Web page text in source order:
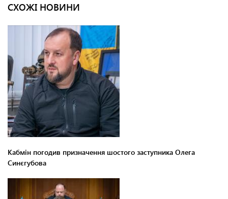
СХОЖІ НОВИНИ
Кабмін погодив призначення шостого заступника Олега
Синєгубова